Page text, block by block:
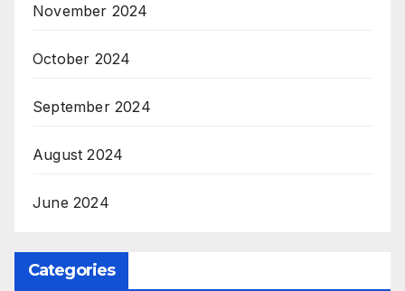
November 2024
October 2024
September 2024
August 2024
June 2024
Categories